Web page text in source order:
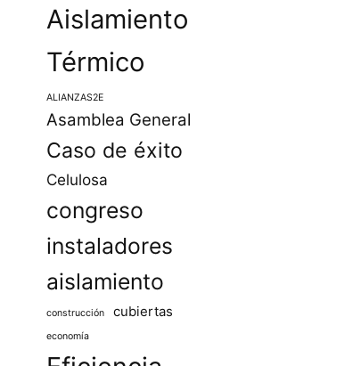
Aislamiento
Térmico
ALIANZAS2E
Asamblea General
Caso de éxito
Celulosa
congreso
instaladores
aislamiento
construcción cubiertas
economía